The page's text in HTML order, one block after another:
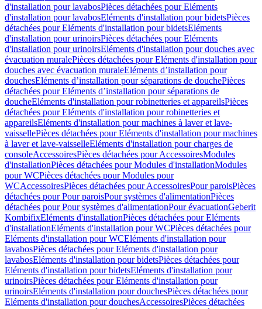
d'installation pour lavabosPièces détachées pour Eléments
d'installation pour lavabosEléments d'installation pour bidetsPièces
détachées pour Eléments d'installation pour bidetsEléments
d'installation pour urinoirsPièces détachées pour Eléments
d'installation pour urinoirsEléments d'installation pour douches avec
évacuation muralePièces détachées pour Eléments d'installation pour
douches avec évacuation muraleEléments d’installation pour
douchesEléments d’installation pour séparations de douchePièces
détachées pour Eléments d’installation pour séparations de
doucheEléments d'installation pour robinetteries et appareilsPièces
détachées pour Eléments d'installation pour robinetteries et
appareilsEléments d'installation pour machines à laver et lave-
vaissellePièces détachées pour Eléments d'installation pour machines
à laver et lave-vaisselleEléments d'installation pour charges de
consoleAccessoiresPièces détachées pour AccessoiresModules
d'installationPièces détachées pour Modules d'installationModules
pour WCPièces détachées pour Modules pour
WCAccessoiresPièces détachées pour AccessoiresPour paroisPièces
détachées pour Pour paroisPour systèmes d'alimentationPièces
détachées pour Pour systèmes d'alimentationPour évacuationGeberit
KombifixEléments d'installationPièces détachées pour Eléments
d'installationEléments d'installation pour WCPièces détachées pour
Eléments d'installation pour WCEléments d'installation pour
lavabosPièces détachées pour Eléments d'installation pour
lavabosEléments d'installation pour bidetsPièces détachées pour
Eléments d'installation pour bidetsEléments d'installation pour
urinoirsPièces détachées pour Eléments d'installation pour
urinoirsEléments d'installation pour douchesPièces détachées pour
Eléments d'installation pour douchesAccessoiresPièces détachées